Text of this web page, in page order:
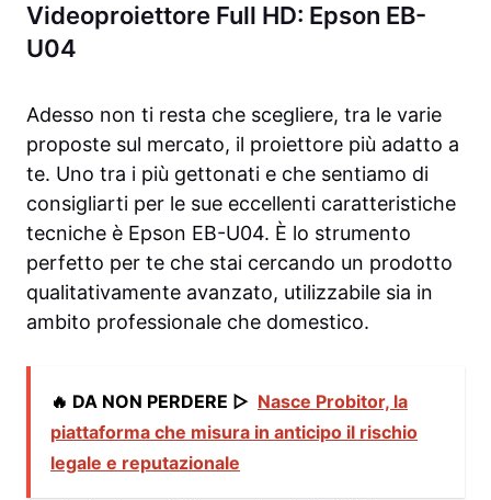
Videoproiettore Full HD: Epson EB-
U04
Adesso non ti resta che scegliere, tra le varie
proposte sul mercato, il proiettore più adatto a
te. Uno tra i più gettonati e che sentiamo di
consigliarti per le sue eccellenti caratteristiche
tecniche è Epson EB-U04. È lo strumento
perfetto per te che stai cercando un prodotto
qualitativamente avanzato, utilizzabile sia in
ambito professionale che domestico.
🔥 DA NON PERDERE ▷ Nasce Probitor, la
piattaforma che misura in anticipo il rischio
legale e reputazionale